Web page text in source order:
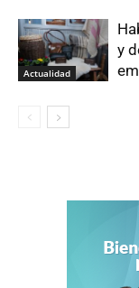
Actualidad
y